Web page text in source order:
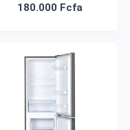
Vertical ILCV182 - 182 L
180.000 Fcfa